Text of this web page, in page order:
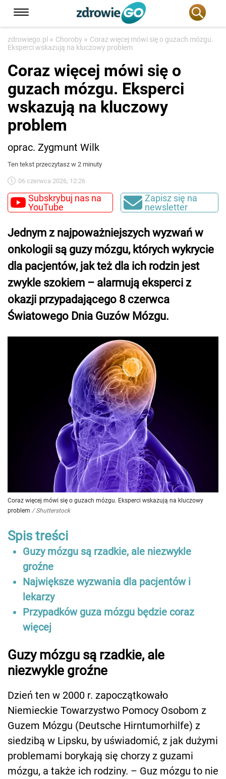
zdrowiego.pl » Choroby » Coraz więcej mówi się o guzach mózgu.
Eksperci wskazują na kluczowy problem
Coraz więcej mówi się o
guzach mózgu. Eksperci
wskazują na kluczowy
problem
oprac. Zygmunt Wilk
Ten tekst przeczytasz w 2 minuty
06 czerwca 2026, 12:26
Subskrybuj nas na
YouTube
Zapisz się na
newsletter
Jednym z najpoważniejszych wyzwań w
onkologii są guzy mózgu, których wykrycie
dla pacjentów, jak też dla ich rodzin jest
zwykle szokiem – alarmują eksperci z
okazji przypadającego 8 czerwca
Światowego Dnia Guzów Mózgu.
Coraz więcej mówi się o guzach mózgu. Eksperci wskazują na kluczowy
problem / Shutterstock
Spis treści
Guzy mózgu są rzadkie, ale niezwykle
groźne
Największe wyzwania dla pacjentów i
lekarzy
Przypadków guza mózgu będzie coraz
więcej
Guzy mózgu są rzadkie, ale
niezwykle groźne
Dzień ten w 2000 r. zapoczątkowało
Niemieckie Towarzystwo Pomocy Osobom z
Guzem Mózgu (Deutsche Hirntumorhilfe) z
siedzibą w Lipsku, by uświadomić, z jak dużymi
problemami borykają się chorzy z guzami
mózgu, a także ich rodziny. – Guz mózgu to nie